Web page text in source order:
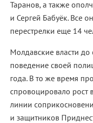
Таранов, а также
и Сергей Бабуёк. Все
перестрелки еще 14
Молдавские власти
поведение своей
года. В то же время
спровоцировало рост
линии
и защитников